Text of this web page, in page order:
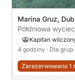
Marina Gruz,
Półdniowa
Kapitan
4 godziny · Dla
Zarezerwowano 1